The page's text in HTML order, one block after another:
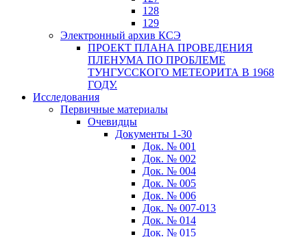
128
129
Электронный архив КСЭ
ПРОЕКТ ПЛАНА ПРОВЕДЕНИЯ
ПЛЕНУМА ПО ПРОБЛЕМЕ
ТУНГУССКОГО МЕТЕОРИТА В 1968
ГОДУ.
Исследования
Первичные материалы
Очевидцы
Документы 1-30
Док. № 001
Док. № 002
Док. № 004
Док. № 005
Док. № 006
Док. № 007-013
Док. № 014
Док. № 015